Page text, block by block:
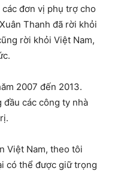
đơn vị phụ trợ cho
Thanh đã rời khỏi
rời khỏi Việt Nam,
2007 đến 2013.
các công ty nhà
Việt Nam, theo tôi
có thể được giữ trọng